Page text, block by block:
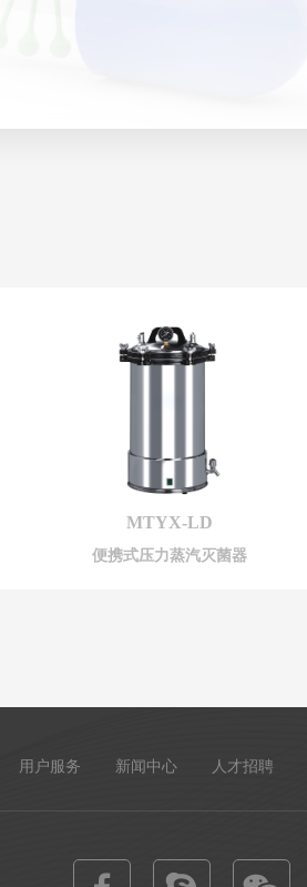
MTYX-LD
便携式压力蒸汽灭菌器
用户服务 新闻中心 人才招聘